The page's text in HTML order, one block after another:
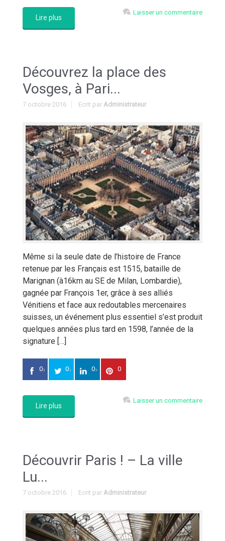
Lire plus
Laisser un commentaire
Découvrez la place des
Vosges, à Pari...
7 octobre 2016 Ecrit par Administrateur
Même si la seule date de l’histoire de France
retenue par les Français est 1515, bataille de
Marignan (à16km au SE de Milan, Lombardie),
gagnée par François 1er, grâce à ses alliés
Vénitiens et face aux redoutables mercenaires
suisses, un événement plus essentiel s’est produit
quelques années plus tard en 1598, l’année de la
signature […]
0 0 0 0
Lire plus
Laisser un commentaire
Découvrir Paris ! – La ville
Lu...
7 octobre 2016 Ecrit par Administrateur